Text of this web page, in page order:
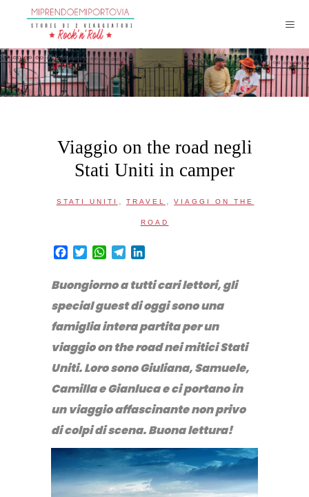
Viaggio on the road negli
Stati Uniti in camper
STATI UNITI , TRAVEL , VIAGGI ON THE
ROAD
Facebook
TwitterWhatsApp
Telegram
Buongiorno a tutti cari lettori, gli
special guest di oggi sono una
famiglia intera partita per un
viaggio on the road nei mitici Stati
Uniti. Loro sono Giuliana, Samuele,
Camilla e Gianluca e ci portano in
un viaggio affascinante non privo
di colpi di scena. Buona lettura!